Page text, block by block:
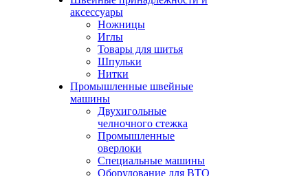
аксессуары
Ножницы
Иглы
Товары для шитья
Шпульки
Нитки
Промышленные швейные
машины
Двухигольные
челночного стежка
Промышленные
оверлоки
Специальные машины
Оборудование для ВТО